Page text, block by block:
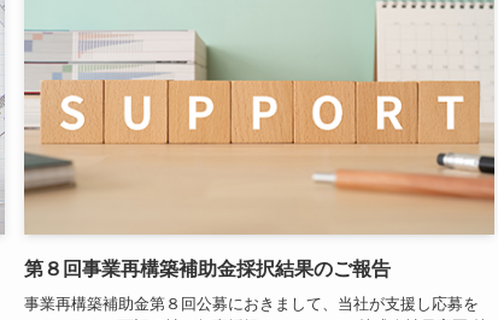
第８回事業再構築補助金採択結果のご報告
事業再構築補助金第８回公募におきまして、当社が支援し応募を